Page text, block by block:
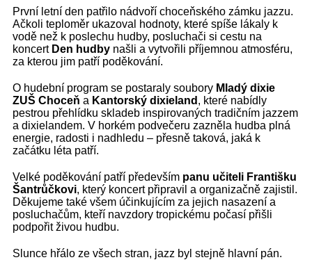
První letní den patřilo nádvoří choceňského zámku jazzu.
Ačkoli teploměr ukazoval hodnoty, které spíše lákaly k
vodě než k poslechu hudby, posluchači si cestu na
koncert Den hudby našli a vytvořili příjemnou atmosféru,
za kterou jim patří poděkování.
O hudební program se postaraly soubory Mladý dixie
ZUŠ Choceň a Kantorský dixieland , které nabídly
pestrou přehlídku skladeb inspirovaných tradičním jazzem
a dixielandem. V horkém podvečeru zazněla hudba plná
energie, radosti i nadhledu – přesně taková, jaká k
začátku léta patří.
Velké poděkování patří především panu učiteli Františku
Šantrůčkovi, který koncert připravil a organizačně zajistil.
Děkujeme také všem účinkujícím za jejich nasazení a
posluchačům, kteří navzdory tropickému počasí přišli
podpořit živou hudbu.
Slunce hřálo ze všech stran, jazz byl stejně hlavní pán.